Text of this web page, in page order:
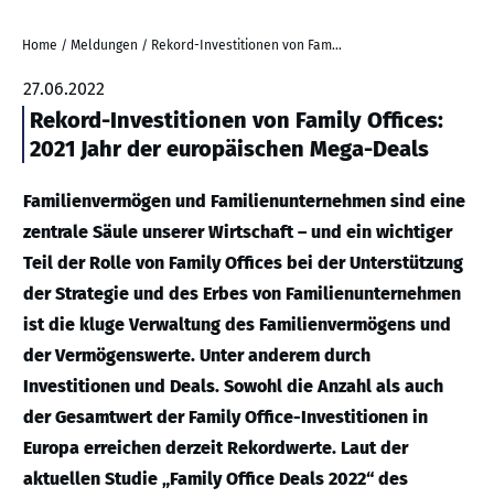
Home / Meldungen / Rekord-Investitionen von Family Offices: 2021 Jahr der europäischen Mega-Deals
27.06.2022
Rekord-Investitionen von Family Offices:
2021 Jahr der europäischen Mega-Deals
Familienvermögen und Familienunternehmen sind eine
zentrale Säule unserer Wirtschaft – und ein wichtiger
Teil der Rolle von Family Offices bei der Unterstützung
der Strategie und des Erbes von Familienunternehmen
ist die kluge Verwaltung des Familienvermögens und
der Vermögenswerte. Unter anderem durch
Investitionen und Deals. Sowohl die Anzahl als auch
der Gesamtwert der Family Office-Investitionen in
Europa erreichen derzeit Rekordwerte. Laut der
aktuellen Studie „Family Office Deals 2022“ des